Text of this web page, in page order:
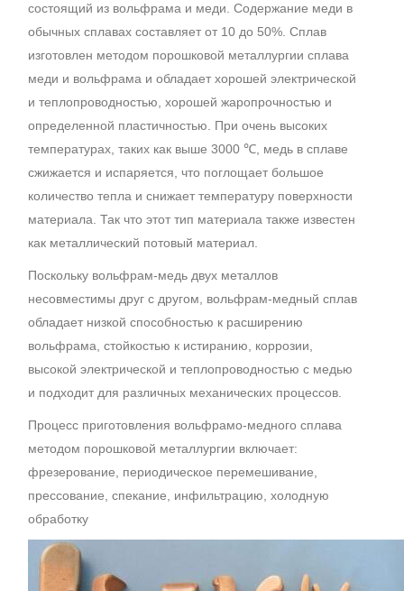
состоящий из вольфрама и меди. Содержание меди в
обычных сплавах составляет от 10 до 50%. Сплав
изготовлен методом порошковой металлургии сплава
меди и вольфрама и обладает хорошей электрической
и теплопроводностью, хорошей жаропрочностью и
определенной пластичностью. При очень высоких
температурах, таких как выше 3000 ℃, медь в сплаве
сжижается и испаряется, что поглощает большое
количество тепла и снижает температуру поверхности
материала. Так что этот тип материала также известен
как металлический потовый материал.
Поскольку вольфрам-медь двух металлов
несовместимы друг с другом, вольфрам-медный сплав
обладает низкой способностью к расширению
вольфрама, стойкостью к истиранию, коррозии,
высокой электрической и теплопроводностью с медью
и подходит для различных механических процессов.
Процесс приготовления вольфрамо-медного сплава
методом порошковой металлургии включает:
фрезерование, периодическое перемешивание,
прессование, спекание, инфильтрацию, холодную
обработку